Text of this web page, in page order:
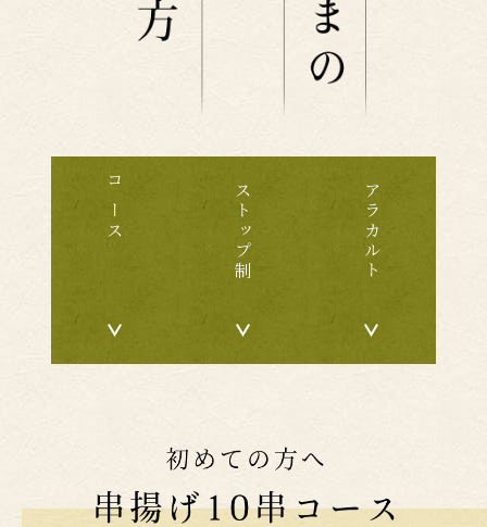
コース ストップ制 アラカルト